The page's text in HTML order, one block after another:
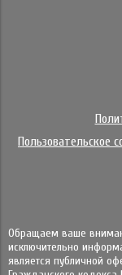
Пользовательское
Обращаем ваше
исключительно
является публичной